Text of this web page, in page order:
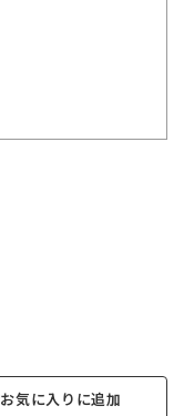
お気に入りに追加